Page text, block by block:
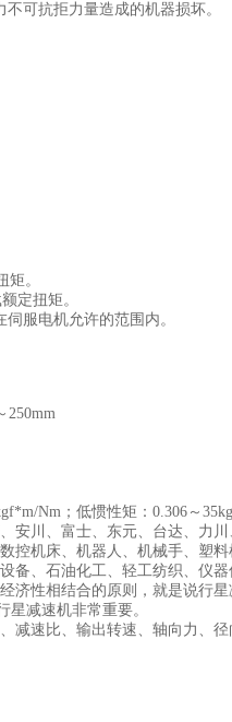
可抗拒力量造成的机器损坏。
。
定扭矩。
服电机允许的范围内。
Nm；低惯性矩：0.306～
川、富士、东元、台达、力川
机床、机器人、机械手、塑料
备、石油化工、轻工纺织、仪
性相结合的原则，就是说行星
星减速机非常重要。
减速比、输出转速、轴向力、